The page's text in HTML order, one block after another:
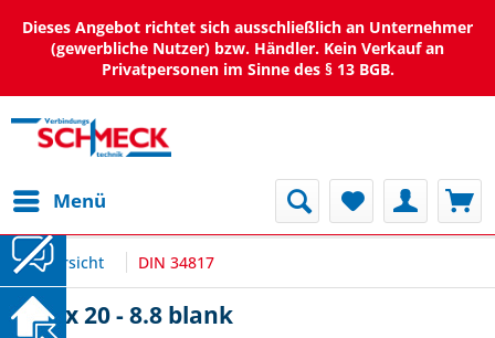
Dieses Angebot richtet sich ausschließlich an Unternehmer
(gewerbliche Nutzer) bzw. Händler. Kein Verkauf an
Privatpersonen im Sinne des § 13 BGB.
Menü
Übersicht DIN 34817
M10 x 20 - 8.8 blank